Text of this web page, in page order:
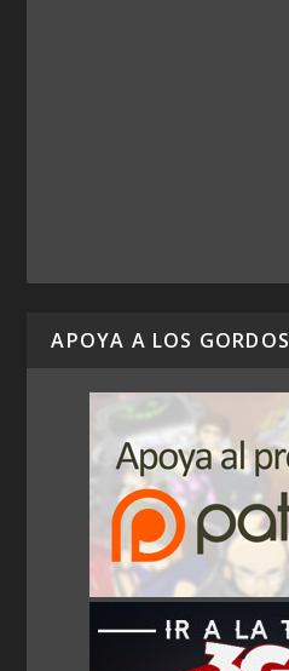
APOYA A LOS GORDOS